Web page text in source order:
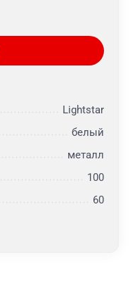
Lightstar
белый
металл
100
60